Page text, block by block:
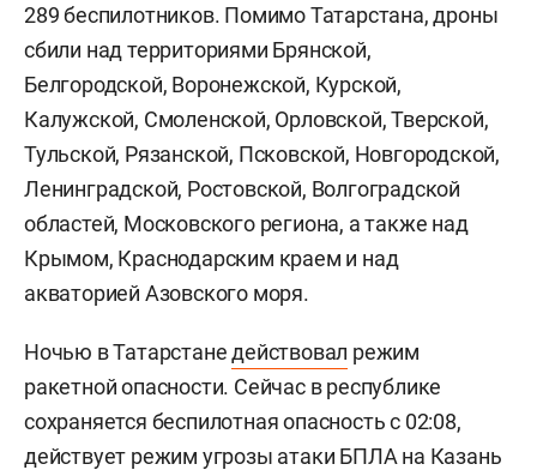
289 беспилотников. Помимо Татарстана, дроны
сбили над территориями Брянской,
Белгородской, Воронежской, Курской,
Калужской, Смоленской, Орловской, Тверской,
Тульской, Рязанской, Псковской, Новгородской,
Ленинградской, Ростовской, Волгоградской
областей, Московского региона, а также над
Крымом, Краснодарским краем и над
акваторией Азовского моря.
Ночью в Татарстанедействовал режим
ракетной опасности. Сейчас в республике
сохраняется беспилотная опасность с 02:08,
действует режим угрозы атаки БПЛА на Казань